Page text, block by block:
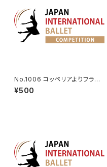
No.1006 コッペリアよりフラン
ツのVa.
¥500